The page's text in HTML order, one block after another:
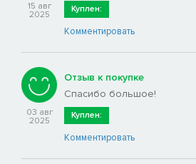
15 авг
2025
Куплен:
Комментировать
03 авг
2025
Отзыв к покупке
Спасибо большое!
Куплен:
Комментировать